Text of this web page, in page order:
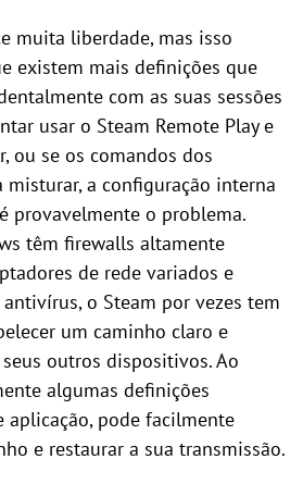
muita liberdade, mas isso
existem mais definições que
com as suas sessões
usar o Steam Remote Play e
ou se os comandos dos
misturar, a configuração interna
provavelmente o problema.
têm firewalls altamente
de rede variados e
o Steam por vezes tem
um caminho claro e
outros dispositivos. Ao
algumas definições
aplicação, pode facilmente
e restaurar a sua transmissão.